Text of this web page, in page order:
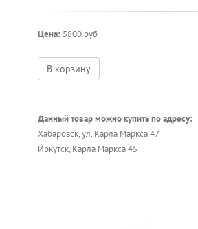
Цена: 5800 руб
В корзину
Данный товар можно купить по адресу:
Хабаровск, ул. Карла Маркса 47
Иркутск, Карла Маркса 45